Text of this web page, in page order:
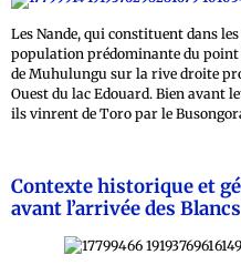
Les Nande, qui constituent dans
population prédominante du
de Muhulungu sur la rive droite
Ouest du lac Edouard. Bien avant
ils vinrent de Toro par le
Contexte historique et
avant l’arrivée des Blancs